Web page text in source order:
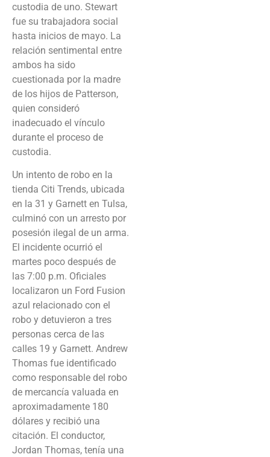
custodia de uno. Stewart
fue su trabajadora social
hasta inicios de mayo. La
relación sentimental entre
ambos ha sido
cuestionada por la madre
de los hijos de Patterson,
quien consideró
inadecuado el vínculo
durante el proceso de
custodia.
Un intento de robo en la
tienda Citi Trends, ubicada
en la 31 y Garnett en Tulsa,
culminó con un arresto por
posesión ilegal de un arma.
El incidente ocurrió el
martes poco después de
las 7:00 p.m. Oficiales
localizaron un Ford Fusion
azul relacionado con el
robo y detuvieron a tres
personas cerca de las
calles 19 y Garnett. Andrew
Thomas fue identificado
como responsable del robo
de mercancía valuada en
aproximadamente 180
dólares y recibió una
citación. El conductor,
Jordan Thomas, tenía una